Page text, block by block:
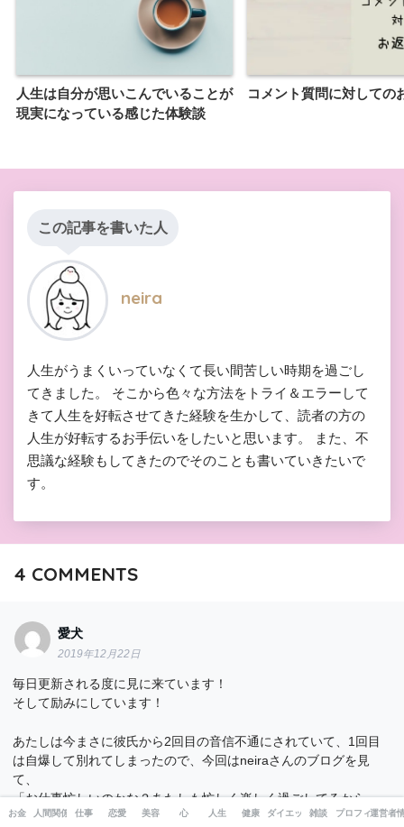
人生は自分が思いこんでいることが
現実になっている感じた体験談
コメント質問に対して
この記事を書いた人
neira
人生がうまくいっていなくて長い間苦しい時期を過ごし
てきました。 そこから色々な方法をトライ＆エラーして
きて人生を好転させてきた経験を生かして、読者の方の
人生が好転するお手伝いをしたいと思います。 また、不
思議な経験もしてきたのでそのことも書いていきたいで
す。
4 COMMENTS
愛犬
2019年12月22日
毎日更新される度に見に来ています！
そして励みにしています！
あたしは今まさに彼氏から2回目の音信不通にされていて、1回目
は自爆して別れてしまったので、今回はneiraさんのブログを見
て、
「お仕事忙しいのかな？あたしも忙しく楽しく過ごしてるから、
気にせず頑張ってね！落ち着いたらデートしようね」
お金 人間関係 仕事 恋愛 美容 心 人生 健康 ダイエット雑談 プロフィール
運営者